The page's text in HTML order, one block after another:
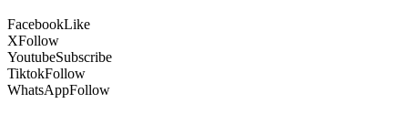
FacebookLike
XFollow
YoutubeSubscribe
TiktokFollow
WhatsAppFollow